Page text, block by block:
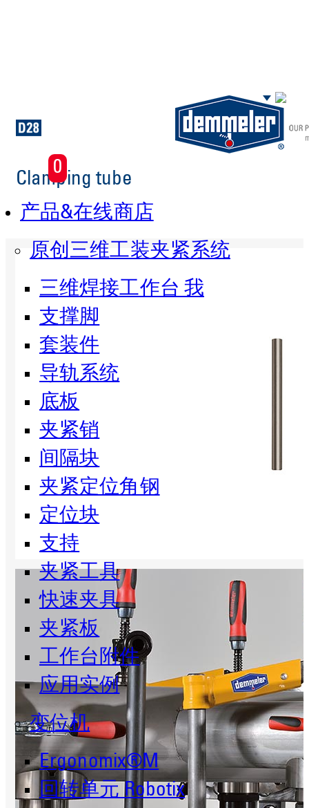
Skip to main content
0
产品&在线商店
原创三维工装夹紧系统
三维焊接工作台 我
支撑脚
套装件
导轨系统
底板
夹紧销
间隔块
夹紧定位角钢
定位块
支持
夹紧工具
快速夹具
夹紧板
工作台附件
应用实例
变位机
Ergonomix®M
回转单元 Robotix
Clamping tube